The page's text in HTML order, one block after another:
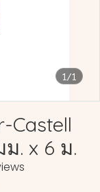
1/1
Castell
. x 6 ม.